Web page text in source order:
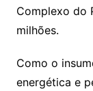
Complexo do
milhões.
Como o
energética e